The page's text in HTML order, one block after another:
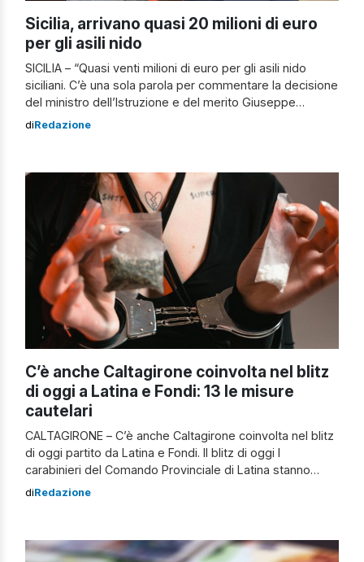
Sicilia, arrivano quasi 20 milioni di euro
per gli asili nido
SICILIA – “Quasi venti milioni di euro per gli asili nido
siciliani. C’è una sola parola per commentare la decisione
del ministro dell’Istruzione e del merito Giuseppe
Valditara: grazie, a nome mio e di tutte le famiglie
arrivo […]
diRedazione
C’è anche Caltagirone coinvolta nel blitz
di oggi a Latina e Fondi: 13 le misure
cautelari
CALTAGIRONE – C’è anche Caltagirone coinvolta nel blitz
di oggi partito da Latina e Fondi. Il blitz di oggi I
carabinieri del Comando Provinciale di Latina stanno
infatti dando esecuzione a una ordinanza di custodia
Distrettuale Antimafia, nei […]
diRedazione